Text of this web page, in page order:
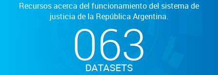
Recursos acerca del funcionamiento del sistema de
justicia de la República Argentina.
063
DATASETS